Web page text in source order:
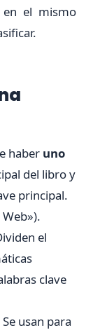
el mismo
haber uno
del libro y
principal.
el
clave
Se usan para